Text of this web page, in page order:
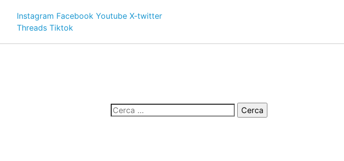
Instagram Facebook Youtube X-twitter
Threads Tiktok